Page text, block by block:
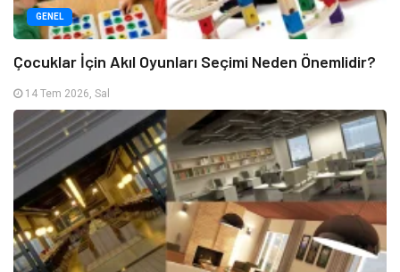
GENEL
Çocuklar İçin Akıl Oyunları Seçimi Neden Önemlidir?
14 Tem 2026, Sal